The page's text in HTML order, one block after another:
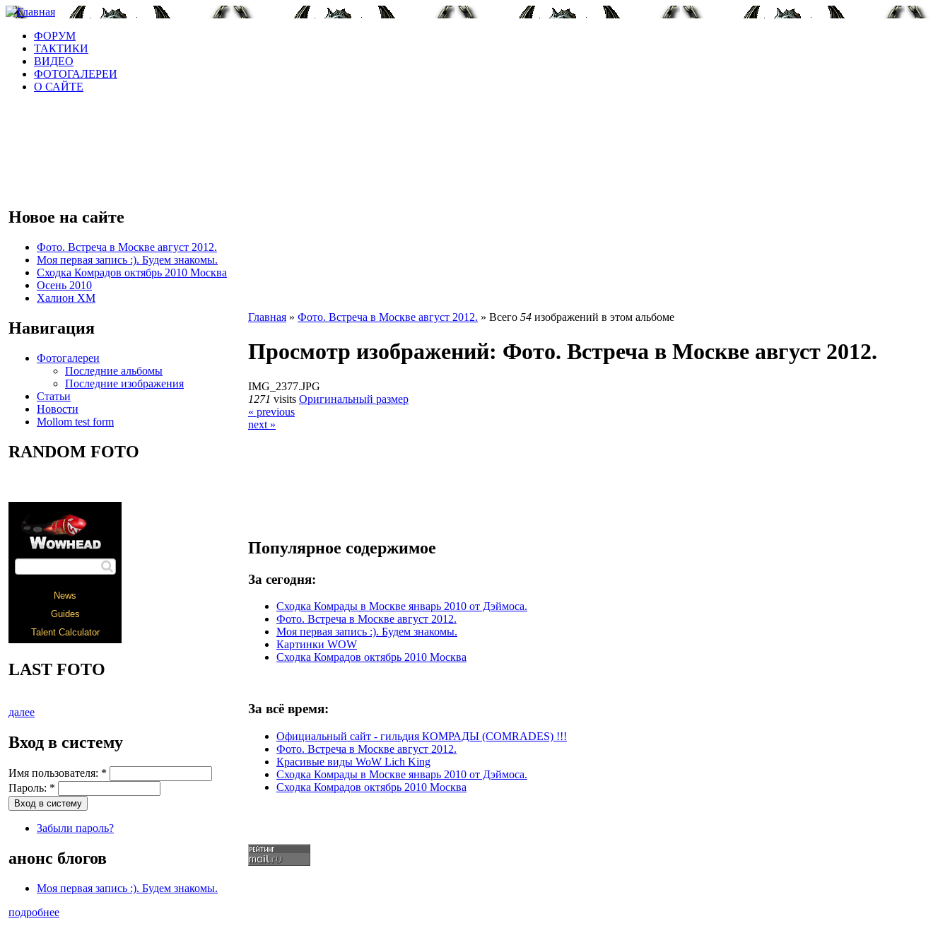
ФОРУМ
ТАКТИКИ
ВИДЕО
ФОТОГАЛЕРЕИ
О САЙТЕ
Новое на сайте
Фото. Встреча в Москве август 2012.
Моя первая запись :). Будем знакомы.
Сходка Комрадов октябрь 2010 Москва
Осень 2010
Халион ХМ
Навигация
Фотогалереи
Последние альбомы
Последние изображения
Статьи
Новости
Mollom test form
RANDOM FOTO
LAST FOTO
далее
Вход в систему
Имя пользователя: *
Пароль: *
Забыли пароль?
анонс блогов
Моя первая запись :). Будем знакомы.
подробнее
Главная » Фото. Встреча в Москве август 2012. » Всего 54 изображений в этом альбоме
Просмотр изображений: Фото. Встреча в Москве август 2012.
IMG_2377.JPG
1271 visits Оригинальный размер
« previous
next »
Популярное содержимое
За сегодня:
Сходка Комрады в Москве январь 2010 от Дэймоса.
Фото. Встреча в Москве август 2012.
Моя первая запись :). Будем знакомы.
Картинки WOW
Сходка Комрадов октябрь 2010 Москва
За всё время:
Официальный сайт - гильдия КОМРАДЫ (COMRADES) !!!
Фото. Встреча в Москве август 2012.
Красивые виды WoW Lich King
Сходка Комрады в Москве январь 2010 от Дэймоса.
Сходка Комрадов октябрь 2010 Москва